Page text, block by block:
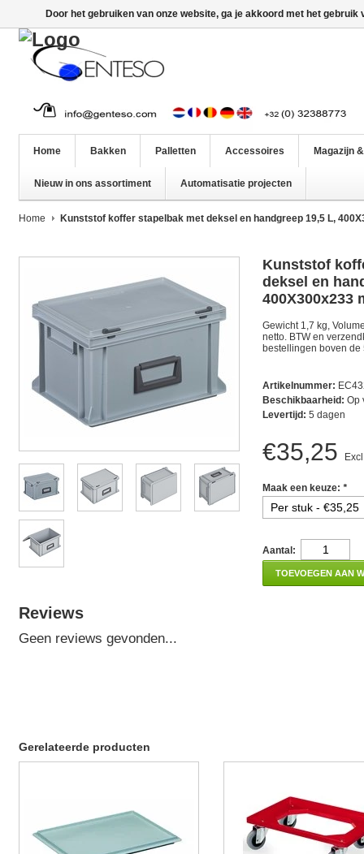
Home Bakken Palletten Accessoires Magazijn
Nieuw in ons assortiment Automatisatie projecten
Home Kunststof koffer stapelbak met deksel en handgreep 19,5 L,
Kunststof
deksel en
400X300x233
Gewicht 1,7 kg,
netto. BTW en
bestellingen boven de
Artikelnummer:
Beschikbaarheid: Op
Levertijd: 5 dagen
€35,25
Maak een keuze: *
Aantal:
TOEVOEGEN AAN
Reviews
Geen reviews gevonden...
Gerelateerde producten
Door het gebruiken van onze website, ga je akkoord met het